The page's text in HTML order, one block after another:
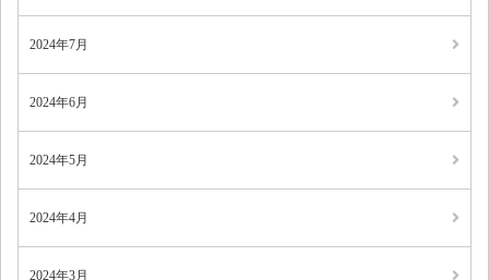
2024年7月
2024年6月
2024年5月
2024年4月
2024年3月